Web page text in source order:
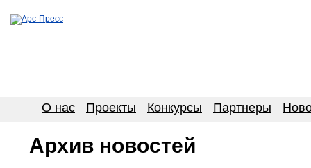
О нас Проекты Конкурсы Партнеры
Архив новостей